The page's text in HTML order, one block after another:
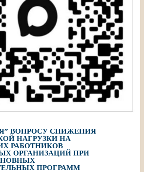
ВОПРОСУ СНИЖЕНИЯ
НАГРУЗКИ НА
РАБОТНИКОВ
ОРГАНИЗАЦИЙ ПРИ
ПРОГРАММ